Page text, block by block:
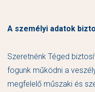
A személyi adatok
Szeretnénk Téged
fogunk működni a
megfelelő műszaki és